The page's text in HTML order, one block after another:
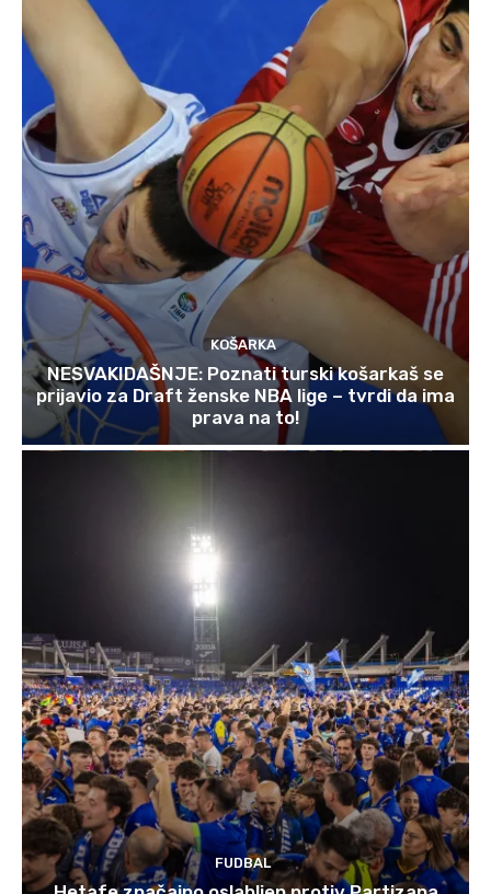
KOŠARKA
NESVAKIDAŠNJE: Poznati turski košarkaš se
prijavio za Draft ženske NBA lige – tvrdi da ima
prava na to!
FUDBAL